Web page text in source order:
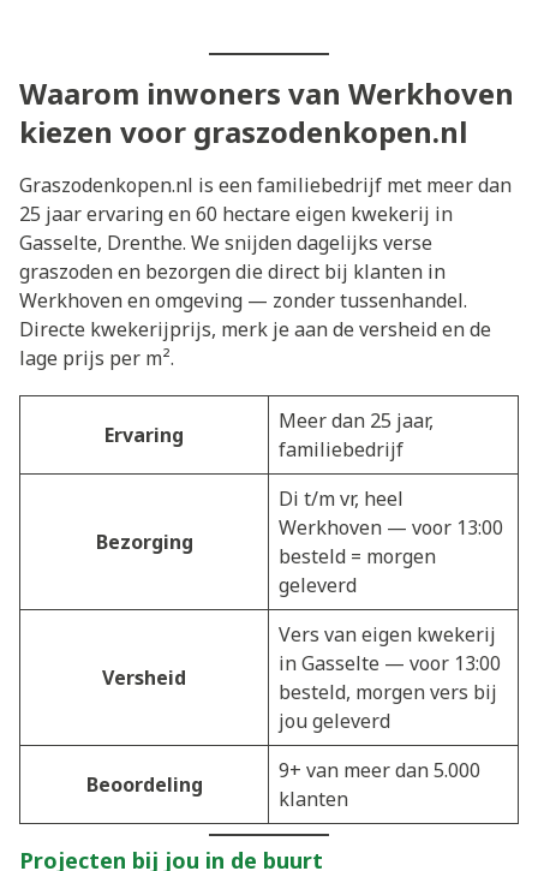
Waarom inwoners van Werkhoven
kiezen voor graszodenkopen.nl
Graszodenkopen.nl is een familiebedrijf met meer dan
25 jaar ervaring en 60 hectare eigen kwekerij in
Gasselte, Drenthe. We snijden dagelijks verse
graszoden en bezorgen die direct bij klanten in
Werkhoven en omgeving — zonder tussenhandel.
Directe kwekerijprijs, merk je aan de versheid en de
lage prijs per m².
Ervaring
Meer dan 25 jaar,
familiebedrijf
Bezorging
Di t/m vr, heel
Werkhoven — voor 13:00
besteld = morgen
geleverd
Versheid
Vers van eigen kwekerij
in Gasselte — voor 13:00
besteld, morgen vers bij
jou geleverd
Beoordeling
9+ van meer dan 5.000
klanten
Projecten bij jou in de buurt